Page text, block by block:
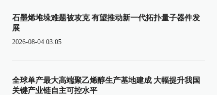
石墨烯堆垛难题被攻克 有望推动新一代拓扑量子器件发
展
2026-08-04 03:05
全球单产最大高端聚乙烯醇生产基地建成 大幅提升我国
关键产业链自主可控水平